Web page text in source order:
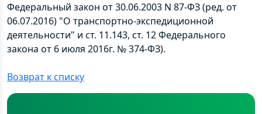
Федеральный закон от 30.06.2003 N 87-ФЗ (ред. от
06.07.2016) "О транспортно-экспедиционной
деятельности" и ст. 11.143, ст. 12 Федерального
закона от 6 июля 2016г. № 374-ФЗ).
Возврат к списку